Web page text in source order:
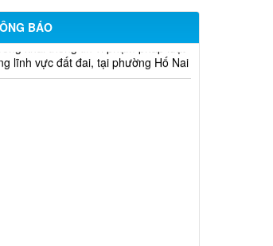
BÁO
báo về việc tuyển dụng viên
năm 2026